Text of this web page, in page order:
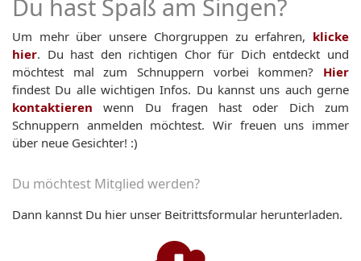
Du hast Spaß am Singen?
Um mehr über unsere Chorgruppen zu erfahren, klicke
hier. Du hast den richtigen Chor für Dich entdeckt und
möchtest mal zum Schnuppern vorbei kommen? Hier
findest Du alle wichtigen Infos. Du kannst uns auch gerne
kontaktieren wenn Du fragen hast oder Dich zum
Schnuppern anmelden möchtest. Wir freuen uns immer
über neue Gesichter! :)
Du möchtest Mitglied werden?
Dann kannst Du hier unser Beitrittsformular herunterladen.